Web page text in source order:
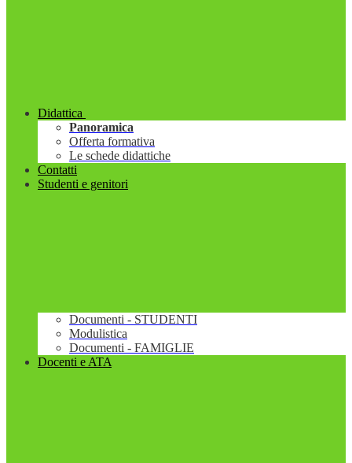
Didattica
Panoramica
Offerta formativa
Le schede didattiche
Contatti
Studenti e genitori
Documenti - STUDENTI
Modulistica
Documenti - FAMIGLIE
Docenti e ATA